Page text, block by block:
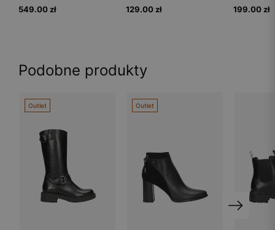
549.00 zł
129.00 zł
199.00 zł
Podobne produkty
Outlet Outlet